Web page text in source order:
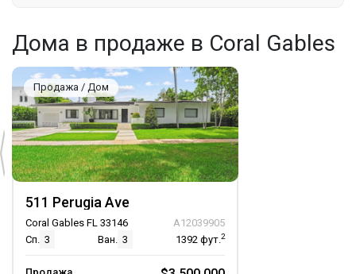
Дома в продаже в Coral Gables
Продажа / Дом
511 Perugia Ave
Coral Gables FL 33146
A12039905
Сп. 3 Ван. 3 1392 фут.2